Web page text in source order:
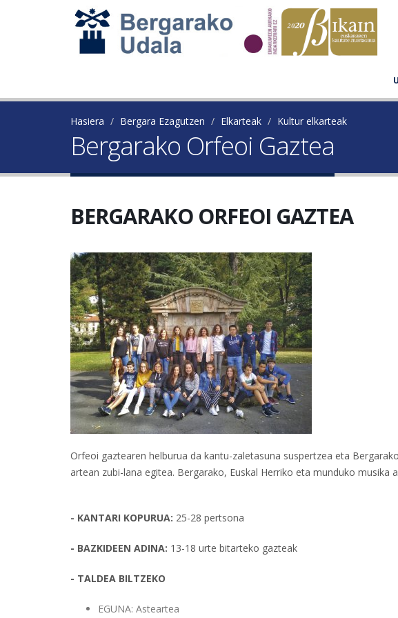
Hasiera Bergara Ezagutzen Elkarteak Kultur elkarteak
Bergarako Orfeoi Gaztea
BERGARAKO ORFEOI GAZTEA
Orfeoi gaztearen helburua da kantu-zaletasuna suspertzea eta
artean zubi-lana egitea. Bergarako, Euskal Herriko eta munduko musika
- KANTARI KOPURUA: 25-28 pertsona
- BAZKIDEEN ADINA: 13-18 urte bitarteko gazteak
- TALDEA BILTZEKO
EGUNA: Asteartea